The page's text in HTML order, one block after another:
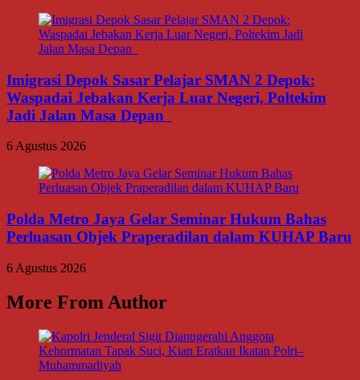
Imigrasi Depok Sasar Pelajar SMAN 2 Depok:
Waspadai Jebakan Kerja Luar Negeri, Poltekim
Jadi Jalan Masa Depan
6 Agustus 2026
Polda Metro Jaya Gelar Seminar Hukum Bahas
Perluasan Objek Praperadilan dalam KUHAP Baru
6 Agustus 2026
More From Author